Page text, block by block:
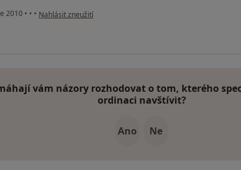
2010 • • • podle názoru uživatele Pacient
Nahlásit zneužití
vám názory rozhodovat o tom, kterého
ordinaci navštívit?
Ano Ne